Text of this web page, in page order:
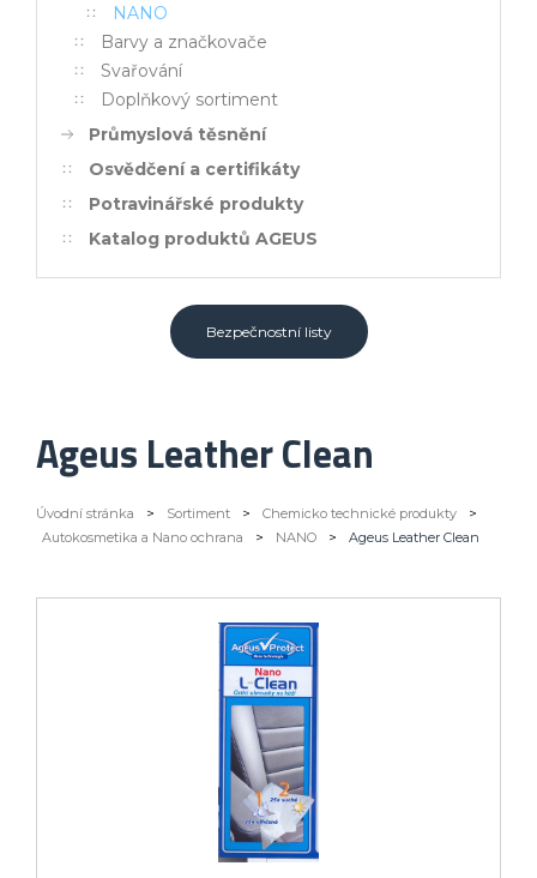
NANO
Barvy a značkovače
Svařování
Doplňkový sortiment
Průmyslová těsnění
Osvědčení a certifikáty
Potravinářské produkty
Katalog produktů AGEUS
Bezpečnostní listy
Ageus Leather Clean
Úvodní stránka > Sortiment > Chemicko technické produkty
>
Autokosmetika a Nano ochrana
> NANO > Ageus Leather Clean